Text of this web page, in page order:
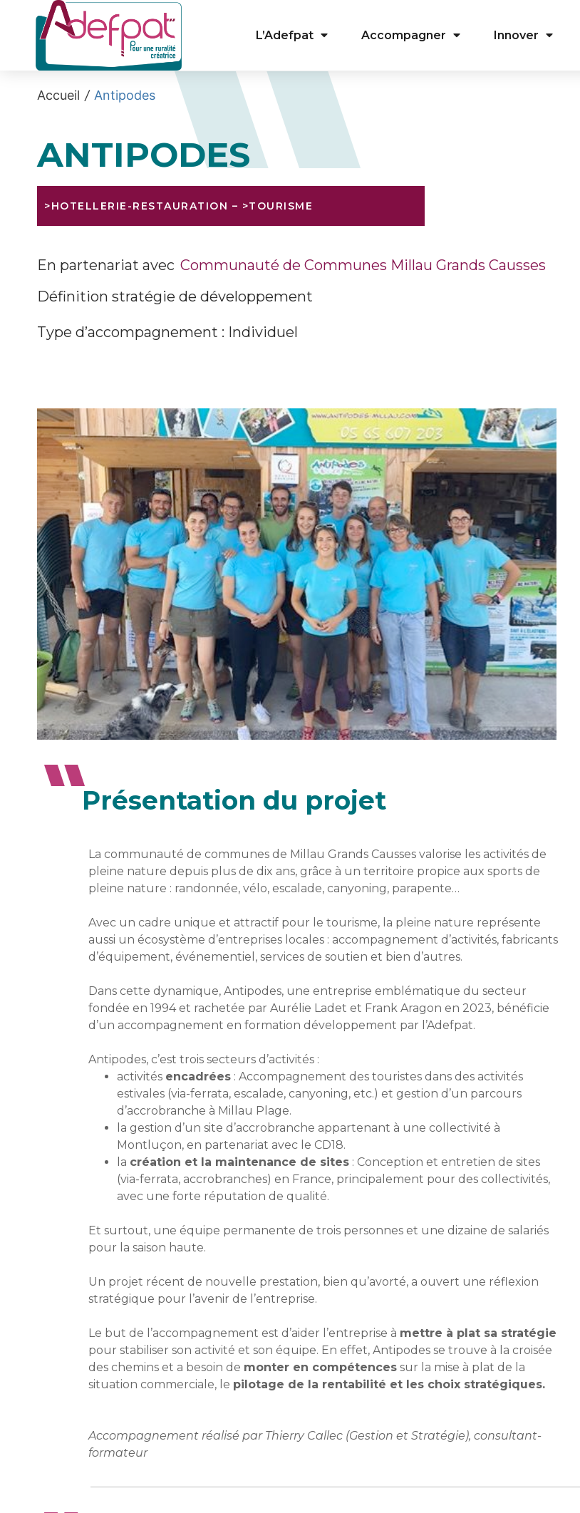
L’Adefpat Accompagner Innover
Accueil / Antipodes
ANTIPODES
>HOTELLERIE-RESTAURATION – >TOURISME
En partenariat avec Communauté de Communes Millau Grands Causses
Définition stratégie de développement
Type d’accompagnement : Individuel
Présentation du projet
La communauté de communes de Millau Grands Causses valorise les activités de
pleine nature depuis plus de dix ans, grâce à un territoire propice aux sports de
pleine nature : randonnée, vélo, escalade, canyoning, parapente…
Avec un cadre unique et attractif pour le tourisme, la pleine nature représente
aussi un écosystème d’entreprises locales : accompagnement d’activités, fabricants
d’équipement, événementiel, services de soutien et bien d’autres.
Dans cette dynamique, Antipodes, une entreprise emblématique du secteur
fondée en 1994 et rachetée par Aurélie Ladet et Frank Aragon en 2023, bénéficie
d’un accompagnement en formation développement par l’Adefpat.
Antipodes, c’est trois secteurs d’activités :
activités encadrées : Accompagnement des touristes dans des activités
estivales (via-ferrata, escalade, canyoning, etc.) et gestion d’un parcours
d’accrobranche à Millau Plage.
la gestion d’un site d’accrobranche appartenant à une collectivité à
Montluçon, en partenariat avec le CD18.
la création et la maintenance de sites : Conception et entretien de sites
(via-ferrata, accrobranches) en France, principalement pour des collectivités,
avec une forte réputation de qualité.
Et surtout, une équipe permanente de trois personnes et une dizaine de salariés
pour la saison haute.
Un projet récent de nouvelle prestation, bien qu’avorté, a ouvert une réflexion
stratégique pour l’avenir de l’entreprise.
Le but de l’accompagnement est d’aider l’entreprise à mettre à plat sa stratégie
pour stabiliser son activité et son équipe. En effet, Antipodes se trouve à la croisée
des chemins et a besoin de monter en compétences sur la mise à plat de la
situation commerciale, le pilotage de la rentabilité et les choix stratégiques.
Accompagnement réalisé par Thierry Callec (Gestion et Stratégie), consultant-
formateur
Cookies management panel